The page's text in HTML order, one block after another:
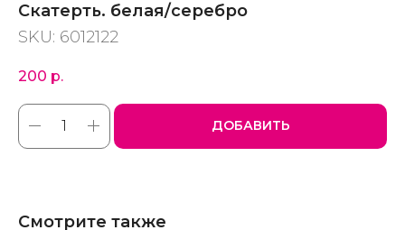
Скатерть. белая/серебро
SKU: 6012122
200 р.
ДОБАВИТЬ
Смотрите также